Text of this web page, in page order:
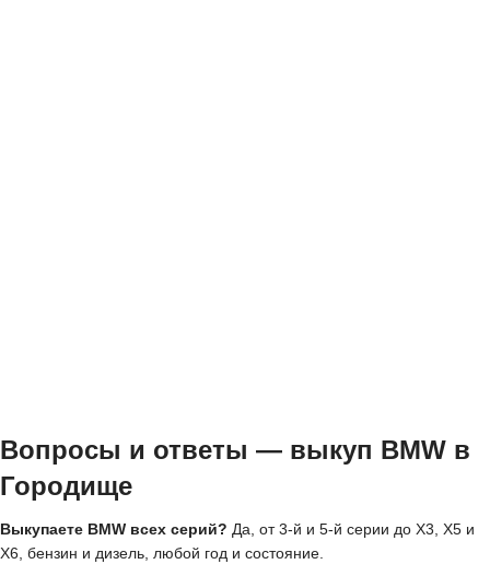
Вопросы и ответы — выкуп BMW в
Городище
Выкупаете BMW всех серий? Да, от 3-й и 5-й серии до X3, X5 и
X6, бензин и дизель, любой год и состояние.